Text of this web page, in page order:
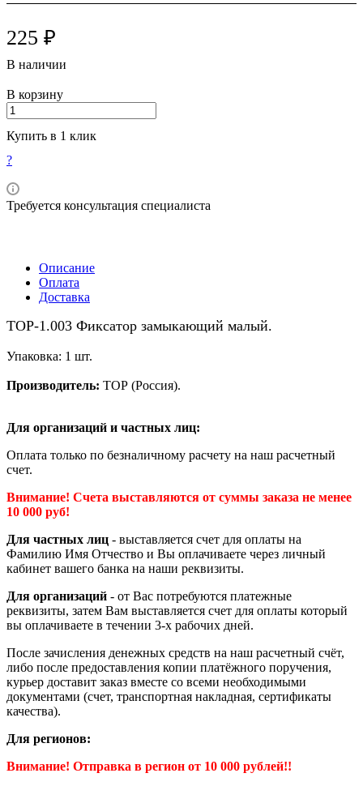
225 ₽
В наличии
В корзину
Купить в 1 клик
?
Требуется консультация специалиста
Описание
Оплата
Доставка
ТОР-1.003 Фиксатор замыкающий малый.
Упаковка: 1 шт.
Производитель: ТОР (Россия).
Для организаций и частных лиц:
Оплата только по безналичному расчету на наш расчетный
счет.
Внимание! Счета выставляются от суммы заказа не менее
10 000 руб!
Для частных лиц - выставляется счет для оплаты на
Фамилию Имя Отчество и Вы оплачиваете через личный
кабинет вашего банка на наши реквизиты.
Для организаций - от Вас потребуются платежные
реквизиты, затем Вам выставляется счет для оплаты который
вы оплачиваете в течении 3-х рабочих дней.
После зачисления денежных средств на наш расчетный счёт,
либо после предоставления копии платёжного поручения,
курьер доставит заказ вместе со всеми необходимыми
документами (счет, транспортная накладная, сертификаты
качества).
Для регионов:
Внимание! Отправка в регион от 10 000 рублей!!